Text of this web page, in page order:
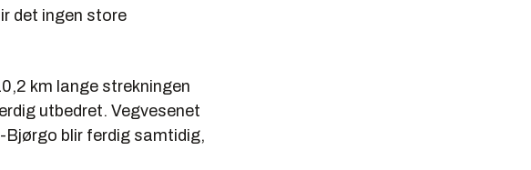
det ingen store
km lange strekningen
utbedret. Vegvesenet
blir ferdig samtidig,